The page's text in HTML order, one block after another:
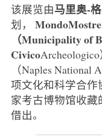
该展览由马里奥-
划，
MondoMostre
（Municipality of
Civico
（Naples National
项文化和科学合作
家考古博物馆收
借出。